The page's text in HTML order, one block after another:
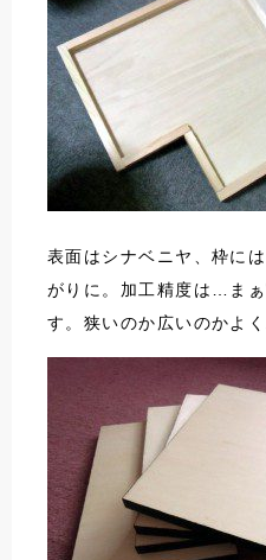
表面はシナベニヤ、枠に
がりに。加工精度は…ま
す。狭いのか広いのかよ